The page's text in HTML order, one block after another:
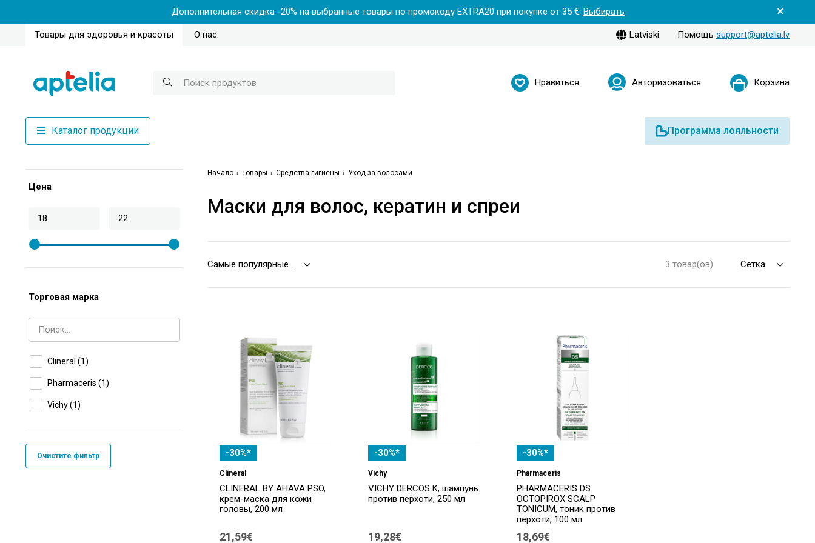
Дополнительная скидка -20% на выбранные товары по промокоду EXTRA20 при покупке от 35 €: Выбирать
Товары для здоровья и красоты О нас Latviski Помощь support@aptelia.lv
Нравиться Авторизоваться Корзина
Каталог продукции Программа лояльности
Цена
Торговая марка
Clineral (1)
Pharmaceris (1)
Vichy(1)
Очистите фильтр
Начало Товары Средства гигиены Уход за волосами
Маски для волос, кератин и спреи
3 товар(ов)
-30%*
Clineral
CLINERAL BY AHAVA PSO,
крем-маска для кожи
головы, 200 мл
21,59€
-30%*
Vichy
VICHY DERCOS K, шампунь
против перхоти, 250 мл
19,28€
-30%*
Pharmaceris
PHARMACERIS DS
OCTOPIROX SCALP
TONICUM, тоник против
перхоти, 100 мл
18,69€